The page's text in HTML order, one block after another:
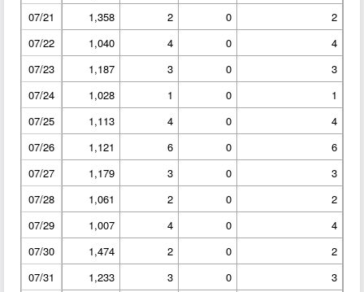
07/21
1,358 2 0
2
07/22
1,040 4 0
4
07/23
1,187 3 0
3
07/24
1,028 1 0
1
07/25
1,113 4 0
4
07/26
1,121 6 0
6
07/27
1,179 3 0
3
07/28
1,061 2 0
2
07/29
1,007 4 0
4
07/30
1,474 2 0
2
07/31
1,233 3 0
3